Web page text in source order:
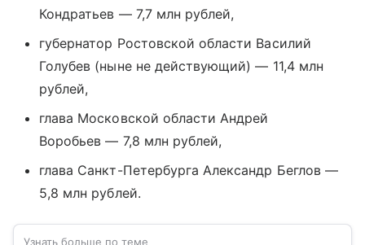
Кондратьев — 7,7 млн рублей,
губернатор Ростовской области Василий
Голубев (ныне не действующий) — 11,4 млн
рублей,
глава Московской области Андрей
Воробьев — 7,8 млн рублей,
глава Санкт-Петербурга Александр Беглов —
5,8 млн рублей.
Узнать больше по теме